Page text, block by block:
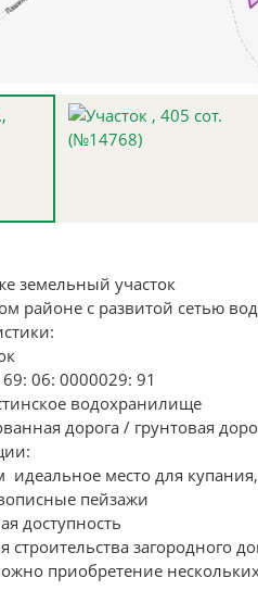
земельный участок
районе с развитой сетью
06: 0000029: 91
водохранилище
дорога / грунтовая
идеальное место для
пейзажи
доступность
строительства
приобретение